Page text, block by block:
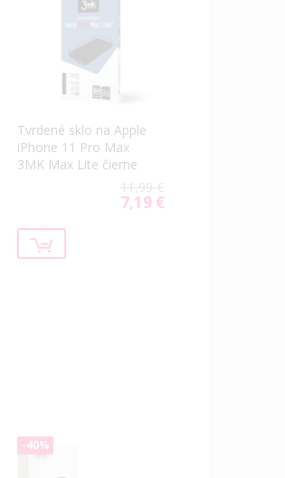
Tvrdené sklo na Apple
iPhone 11 Pro Max
3MK Max Lite čierne
11,99 €
Special
7,19 €
-40%